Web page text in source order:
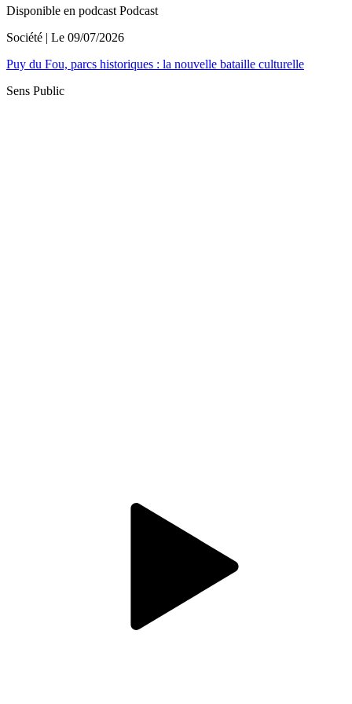
Disponible en podcast Podcast
Société | Le 09/07/2026
Puy du Fou, parcs historiques : la nouvelle bataille culturelle
Sens Public